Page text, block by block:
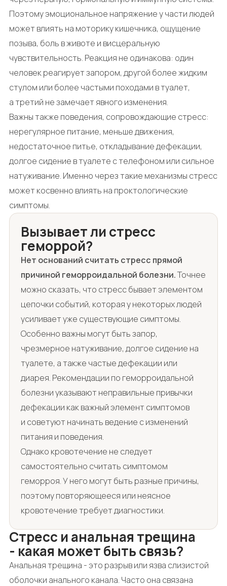
Поэтому эмоциональное напряжение у части людей
может влиять на моторику кишечника, ощущение
позыва, боль в животе и висцеральную
чувствительность. Реакция не одинакова: один
человек реагирует запором, другой более жидким
стулом или более частыми походами в туалет,
а третий не замечает явного изменения.
Важны также поведения, сопровождающие стресс:
нерегулярное питание, меньше движения,
недостаточное питье, откладывание дефекации,
долгое сидение в туалете с телефоном или сильное
натуживание. Именно через такие механизмы стресс
может косвенно влиять на проктологические
симптомы.
Вызывает ли стресс
геморрой?
Нет оснований считать стресс прямой
причиной геморроидальной болезни.Точнее
можно сказать, что стресс бывает элементом
цепочки событий, которая у некоторых людей
усиливает уже существующие симптомы.
Особенно важны могут быть запор,
чрезмерное натуживание, долгое сидение на
туалете, а также частые дефекации или
диарея. Рекомендации по геморроидальной
болезни указывают неправильные привычки
дефекации как важный элемент симптомов
и советуют начинать ведение с изменений
питания и поведения.
Однако кровотечение не следует
самостоятельно считать симптомом
геморроя. У него могут быть разные причины,
поэтому повторяющееся или неясное
кровотечение требует диагностики.
Стресс и анальная трещина
- какая может быть связь?
Анальная трещина - это разрыв или язва слизистой
оболочки анального канала. Часто она связана